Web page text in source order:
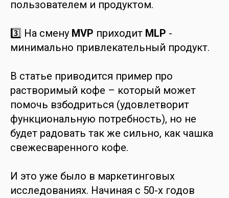
пользователем и продуктом.
3️⃣ На смену MVP приходит MLP -
минимально привлекательный продукт.
В статье приводится пример про
растворимый кофе – который может
помочь взбодриться (удовлетворит
функциональную потребность), но не
будет радовать так же сильно, как чашка
свежесваренного кофе.
И это уже было в маркетинговых
исследованиях. Начиная с 50-х годов